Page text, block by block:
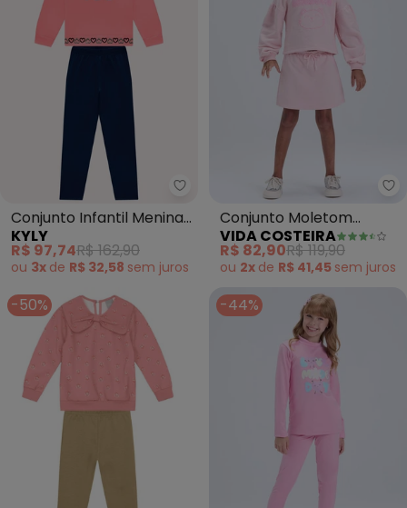
Kyly - Conjunto Infantil Menina
Conjunto Infantil Menina
Estampa (Rosa)
KYLY
R$ 97,74R$ 162,90
ou 3x de R$ 32,58 sem juros
Conjunto Moletom
Cropped Gatinho com
Saia (Rosa)
VIDA COSTEIRA
R$ 82,90R$ 119,90
ou 2x de R$ 41,45 sem juros
-50% -44%